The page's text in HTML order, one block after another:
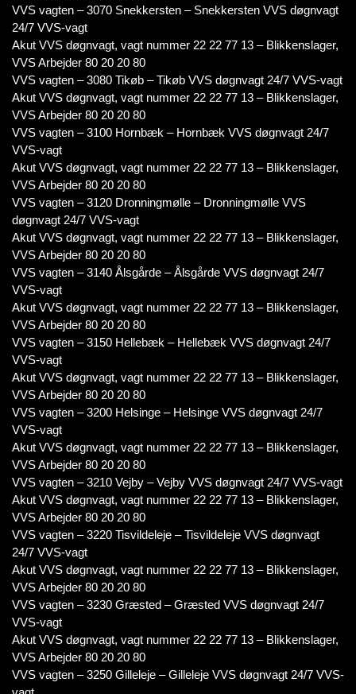
VVS vagten – 3070 Snekkersten – Snekkersten VVS døgnvagt
24/7 VVS-vagt
Akut VVS døgnvagt, vagt nummer 22 22 77 13 – Blikkenslager,
VVS Arbejder 80 20 20 80
VVS vagten – 3080 Tikøb – Tikøb VVS døgnvagt 24/7 VVS-vagt
Akut VVS døgnvagt, vagt nummer 22 22 77 13 – Blikkenslager,
VVS Arbejder 80 20 20 80
VVS vagten – 3100 Hornbæk – Hornbæk VVS døgnvagt 24/7
VVS-vagt
Akut VVS døgnvagt, vagt nummer 22 22 77 13 – Blikkenslager,
VVS Arbejder 80 20 20 80
VVS vagten – 3120 Dronningmølle – Dronningmølle VVS
døgnvagt 24/7 VVS-vagt
Akut VVS døgnvagt, vagt nummer 22 22 77 13 – Blikkenslager,
VVS Arbejder 80 20 20 80
VVS vagten – 3140 Ålsgårde – Ålsgårde VVS døgnvagt 24/7
VVS-vagt
Akut VVS døgnvagt, vagt nummer 22 22 77 13 – Blikkenslager,
VVS Arbejder 80 20 20 80
VVS vagten – 3150 Hellebæk – Hellebæk VVS døgnvagt 24/7
VVS-vagt
Akut VVS døgnvagt, vagt nummer 22 22 77 13 – Blikkenslager,
VVS Arbejder 80 20 20 80
VVS vagten – 3200 Helsinge – Helsinge VVS døgnvagt 24/7
VVS-vagt
Akut VVS døgnvagt, vagt nummer 22 22 77 13 – Blikkenslager,
VVS Arbejder 80 20 20 80
VVS vagten – 3210 Vejby – Vejby VVS døgnvagt 24/7 VVS-vagt
Akut VVS døgnvagt, vagt nummer 22 22 77 13 – Blikkenslager,
VVS Arbejder 80 20 20 80
VVS vagten – 3220 Tisvildeleje – Tisvildeleje VVS døgnvagt
24/7 VVS-vagt
Akut VVS døgnvagt, vagt nummer 22 22 77 13 – Blikkenslager,
VVS Arbejder 80 20 20 80
VVS vagten – 3230 Græsted – Græsted VVS døgnvagt 24/7
VVS-vagt
Akut VVS døgnvagt, vagt nummer 22 22 77 13 – Blikkenslager,
VVS Arbejder 80 20 20 80
VVS vagten – 3250 Gilleleje – Gilleleje VVS døgnvagt 24/7 VVS-